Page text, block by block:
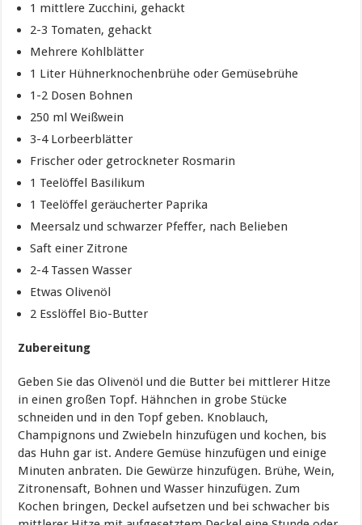
1 mittlere Zucchini, gehackt
2-3 Tomaten, gehackt
Mehrere Kohlblätter
1 Liter Hühnerknochenbrühe oder Gemüsebrühe
1-2 Dosen Bohnen
250 ml Weißwein
3-4 Lorbeerblätter
Frischer oder getrockneter Rosmarin
1 Teelöffel Basilikum
1 Teelöffel geräucherter Paprika
Meersalz und schwarzer Pfeffer, nach Belieben
Saft einer Zitrone
2-4 Tassen Wasser
Etwas Olivenöl
2 Esslöffel Bio-Butter
Zubereitung
Geben Sie das Olivenöl und die Butter bei mittlerer Hitze
in einen großen Topf. Hähnchen in grobe Stücke
schneiden und in den Topf geben. Knoblauch,
Champignons und Zwiebeln hinzufügen und kochen, bis
das Huhn gar ist. Andere Gemüse hinzufügen und einige
Minuten anbraten. Die Gewürze hinzufügen. Brühe, Wein,
Zitronensaft, Bohnen und Wasser hinzufügen. Zum
Kochen bringen, Deckel aufsetzen und bei schwacher bis